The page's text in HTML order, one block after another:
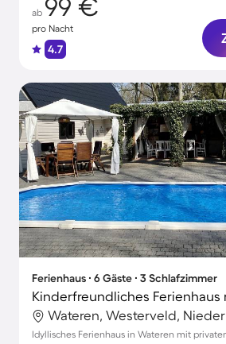
ab 99 €
pro Nacht
4.7
Ferienhaus ∙ 6 Gäste ∙ 3 Schlafzimmer
Wateren, Westerveld,
Idyllisches Ferienhaus in Wateren mit